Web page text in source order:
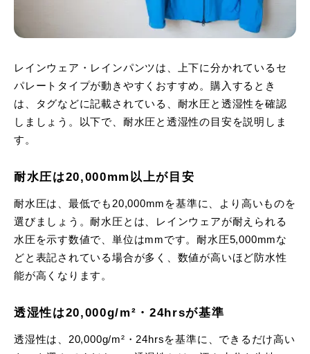
レインウェア・レインパンツは、上下に分かれているセ
パレートタイプが動きやすくおすすめ。購入するとき
は、タグなどに記載されている、耐水圧と透湿性を確認
しましょう。以下で、耐水圧と透湿性の目安を説明しま
す。
耐水圧は20,000mm以上が目安
耐水圧は、最低でも20,000mmを基準に、より高いものを
選びましょう。耐水圧とは、レインウェアが耐えられる
水圧を示す数値で、単位はmmです。耐水圧5,000mmな
どと表記されている場合が多く、数値が高いほど防水性
能が高くなります。
透湿性は20,000g/m²・24hrsが基準
透湿性は、20,000g/m²・24hrsを基準に、できるだけ高い